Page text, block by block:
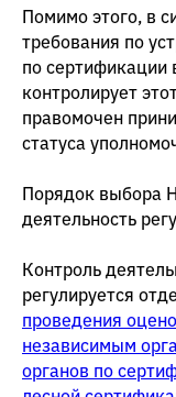
Помимо этого, в
требования по
по
контролирует
правомочен
статуса
Порядок выбора
деятельность
Контроль
регулируется
проведения
независимым
органов по